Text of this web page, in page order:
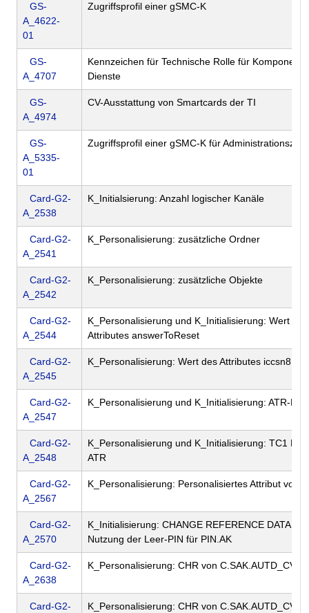
GS-
A_4622-
01
Zugriffsprofil einer gSMC-K
GS-
A_4707
Kennzeichen für Technische Rolle für
Dienste
GS-
A_4974
CV-Ausstattung von Smartcards der TI
GS-
A_5335-
01
Zugriffsprofil einer gSMC-K für
Card-G2-
A_2538
K_Initialsierung: Anzahl logischer Kanäle
Card-G2-
A_2541
K_Personalisierung: zusätzliche Ordner
Card-G2-
A_2542
K_Personalisierung: zusätzliche Objekte
Card-G2-
A_2544
K_Personalisierung und K_Initialisierung: Wert des
Attributes answerToReset
Card-G2-
A_2545
K_Personalisierung: Wert des Attributes iccsn8
Card-G2-
A_2547
K_Personalisierung und K_Initialisierung: ATR-
Card-G2-
A_2548
K_Personalisierung und K_Initialisierung: TC1
ATR
Card-G2-
A_2567
K_Personalisierung: Personalisiertes Attribut von
Card-G2-
A_2570
K_Initialisierung: CHANGE REFERENCE DATA bei
Nutzung der Leer-PIN für PIN.AK
Card-G2-
A_2638
K_Personalisierung: CHR von
Card-G2-
K_Personalisierung: CHR von